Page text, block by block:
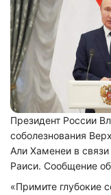
Президент России
соболезнования
Али Хаменеи в
Раиси. Сообщение
«Примите глубокие